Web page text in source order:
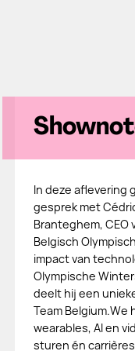
In deze aflevering
gesprek met
Branteghem, CEO
Belgisch
impact van
Olympische
deelt hij een
Team
wearables, AI en
sturen én